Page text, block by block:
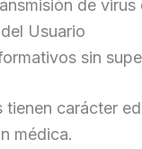
de
Usuario
sin
carácter
médica.